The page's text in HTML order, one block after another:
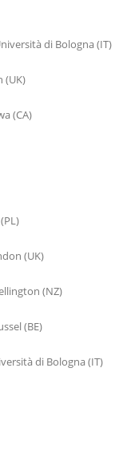
di Bologna (IT)
(UK)
(CA)
(UK)
(NZ)
(BE)
di Bologna (IT)